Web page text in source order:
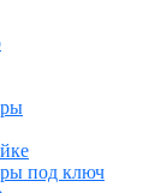
под ключ